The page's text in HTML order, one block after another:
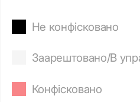
Не конфісковано
Заарештовано/В
Конфісковано